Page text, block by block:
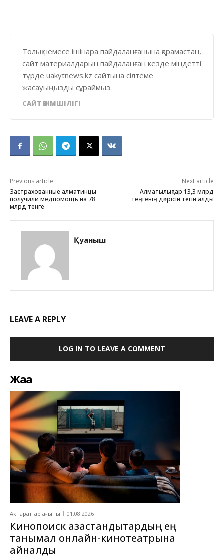
Толық немесе ішінара пайдаланғанына қарамастан,
сайт материалдарын пайдаланған кезде міндетті
түрде uakytnews.kz сайтына сілтеме
жасауыңызды сұраймыз.
САЙТ ӘКІМШІЛІГІ
Previous article
Застрахованные алматинцы
получили медпомощь на 78
млрд тенге
Next article
Алматылықтар 13,3 млрд
теңгенің дәрісін тегін алды
Қуаныш
LEAVE A REPLY
LOG IN TO LEAVE A COMMENT
Жаңа
Ақпараттар ағыны 01.08.2026
Кинопоиск қазақстандықтардың ең
танымал онлайн-кинотеатрына
айналды